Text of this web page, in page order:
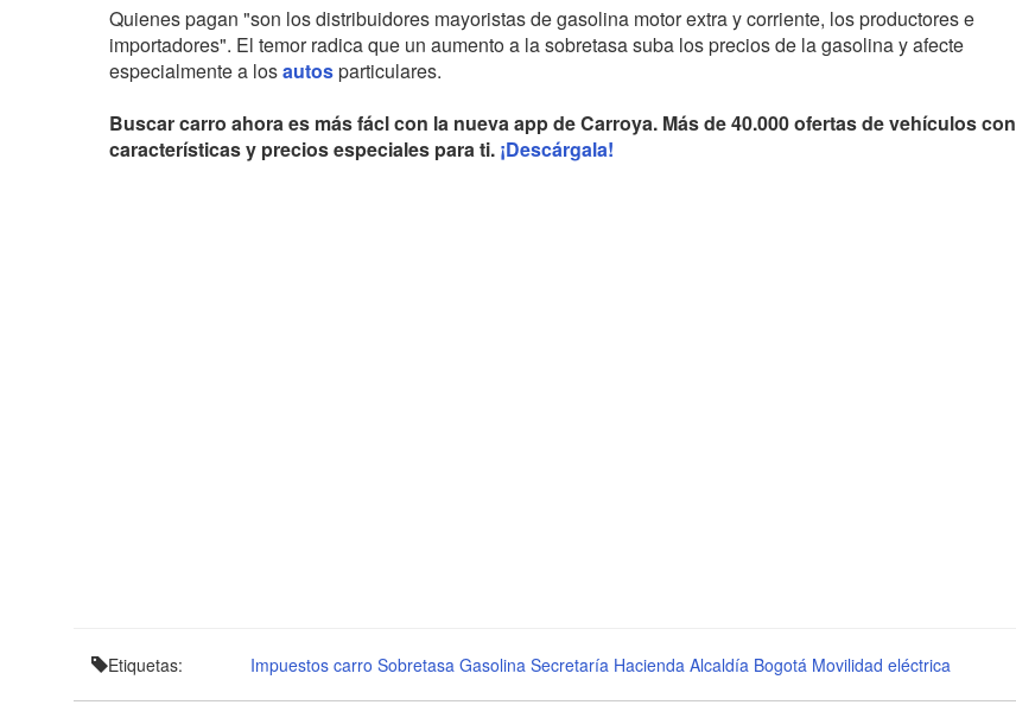
Quienes pagan "son los distribuidores mayoristas de gasolina motor extra y corriente, los productores e
importadores". El temor radica que un aumento a la sobretasa suba los precios de la gasolina y afecte
especialmente a losautosparticulares.
Buscar carro ahora es más fácl con la nueva app de Carroya. Más de 40.000 ofertas de vehículos con
características y precios especiales para ti. ¡Descárgala!
Etiquetas: Impuestos carro Sobretasa Gasolina Secretaría Hacienda Alcaldía Bogotá Movilidad eléctrica